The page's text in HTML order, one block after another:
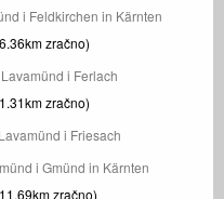
i Feldkirchen in Kärnten
zračno)
i Ferlach
zračno)
i Friesach
i Gmünd in Kärnten
zračno)